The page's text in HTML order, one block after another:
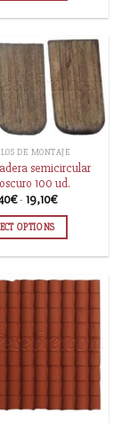
DE MONTAJE
semicircular
100 ud.
€ - 19,10€
OPTIONS